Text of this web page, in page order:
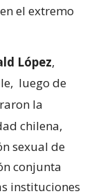
el extremo
López,
luego de
la
chilena,
sexual de
conjunta
instituciones